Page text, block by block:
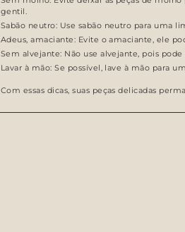
gentil.
Sabão neutro: Use sabão neutro para uma
Adeus, amaciante: Evite o amaciante, ele
Sem alvejante: Não use alvejante, pois
Lavar à mão: Se possível, lave à mão para
Com essas dicas, suas peças delicadas